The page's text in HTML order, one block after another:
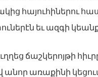
հայուհիներու
եւ ազգի
ճաշկերոյթի
անոր առաքինի